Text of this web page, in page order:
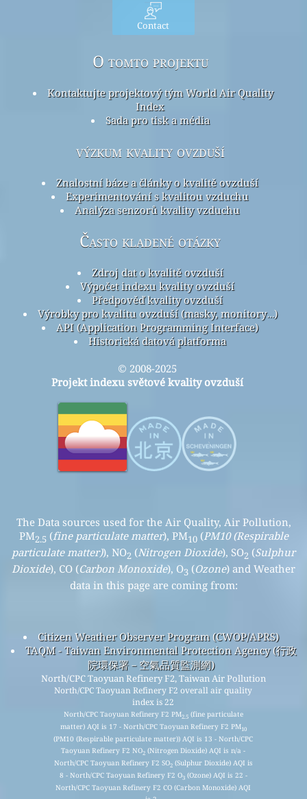
Contact
O tomto projektu
Kontaktujte projektový tým World Air Quality
Index
Sada pro tisk a média
výzkum kvality ovzduší
Znalostní báze a články o kvalitě ovzduší
Experimentování s kvalitou vzduchu
Analýza senzorů kvality vzduchu
Často kladené otázky
Zdroj dat o kvalitě ovzduší
Výpočet indexu kvality ovzduší
Předpověď kvality ovzduší
Výrobky pro kvalitu ovzduší (masky, monitory…)
API (Application Programming Interface)
Historická datová platforma
© 2008-2025
Projekt indexu světové kvality ovzduší
The Data sources used for the Air Quality, Air Pollution,
PM2.5 (fine particulate matter), PM10(PM10 (Respirable
particulate matter)), NO2 (Nitrogen Dioxide), SO2 (Sulphur
Dioxide), CO (Carbon Monoxide), O3 (Ozone) and Weather
data in this page are coming from:
Citizen Weather Observer Program (CWOP/APRS)
TAQM - Taiwan Environmental Protection Agency (行政
院環保署－空氣品質監測網)
North/CPC Taoyuan Refinery F2, Taiwan Air Pollution
North/CPC Taoyuan Refinery F2 overall air quality
index is 22
North/CPC Taoyuan Refinery F2 PM2.5(fine particulate
matter) AQI is 17 - North/CPC Taoyuan Refinery F2 PM10
(PM10 (Respirable particulate matter)) AQI is 13 - North/CPC
Taoyuan Refinery F2 NO2 (Nitrogen Dioxide) AQI is n/a -
North/CPC Taoyuan Refinery F2 SO2(Sulphur Dioxide) AQI is
8 - North/CPC Taoyuan Refinery F2 O3(Ozone) AQI is 22 -
North/CPC Taoyuan Refinery F2 CO (Carbon Monoxide) AQI